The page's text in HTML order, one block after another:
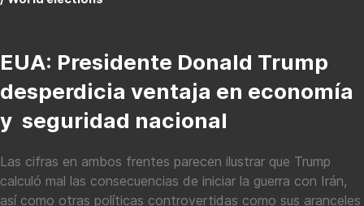
EUA: Presidente Donald Trump
desperdicia ventaja en economía
y seguridad nacional
Las cifras en ambos frentes parecen ilustrar que Trump
calculó mal las consecuencias de iniciar la guerra con Irán,
así como otras políticas controvertidas como sus aranceles